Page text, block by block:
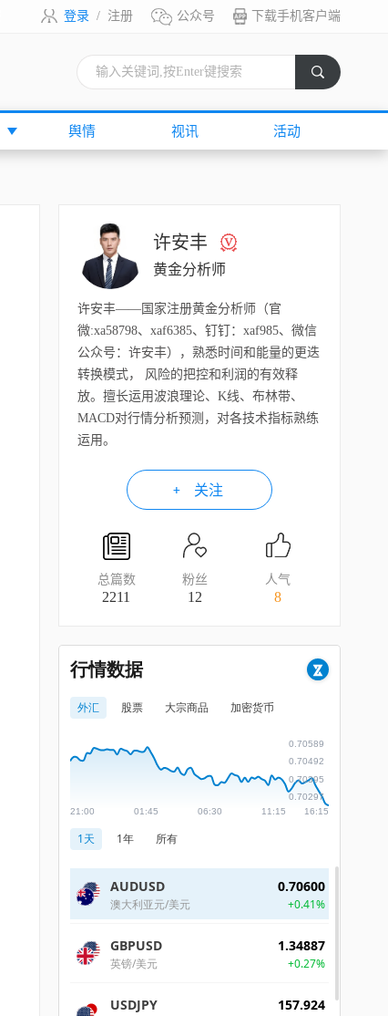
登录 / 注册 公众号 下载手机客户端
舆情 视讯 活动
许安丰
黄金分析师
许安丰——国家注册黄金分析师（官
微:xa58798、xaf6385、钉钉：xaf985、微信
公众号：许安丰），熟悉时间和能量的更迭
转换模式， 风险的把控和利润的有效释
放。擅长运用波浪理论、K线、布林带、
MACD对行情分析预测，对各技术指标熟练
运用。
关注
总篇数
2211
粉丝
12
人气
8